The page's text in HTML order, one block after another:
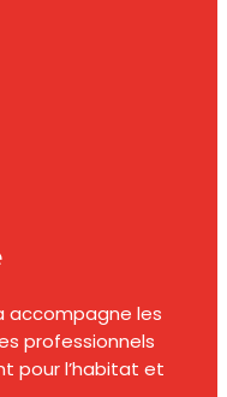
accompagne les
professionnels
pour l’habitat et